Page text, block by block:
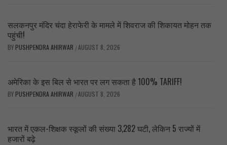
सलकनपुर मंदिर चंदा हेराफेरी के मामले में शिवराज की शिकायत मोहन तक
पहुंची!
BY PUSHPENDRA AHIRWAR /AUGUST 8, 2026
अमेरिका के इस बिल से भारत पर लग सकता है 100% TARIFF!
BY PUSHPENDRA AHIRWAR /AUGUST 8, 2026
भारत में एकल-शिक्षक स्कूलों की संख्या 3,282 घटी, लेकिन 5 राज्यों में
हजारों बढ़े